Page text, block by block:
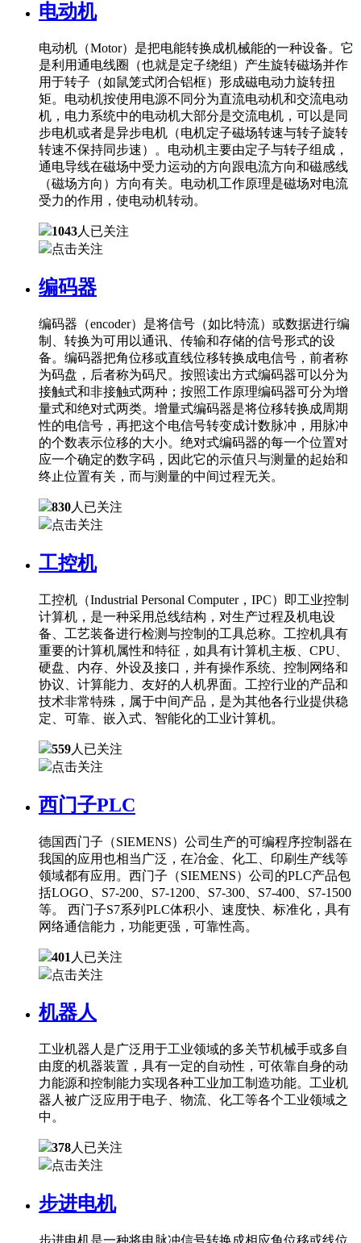
电动机
电动机（Motor）是把电能转换成机械能的一种设备。它
是利用通电线圈（也就是定子绕组）产生旋转磁场并作
用于转子（如鼠笼式闭合铝框）形成磁电动力旋转扭
矩。电动机按使用电源不同分为直流电动机和交流电动
机，电力系统中的电动机大部分是交流电机，可以是同
步电机或者是异步电机（电机定子磁场转速与转子旋转
转速不保持同步速）。电动机主要由定子与转子组成，
通电导线在磁场中受力运动的方向跟电流方向和磁感线
（磁场方向）方向有关。电动机工作原理是磁场对电流
受力的作用，使电动机转动。
1043人已关注
点击关注
编码器
编码器（encoder）是将信号（如比特流）或数据进行编
制、转换为可用以通讯、传输和存储的信号形式的设
备。编码器把角位移或直线位移转换成电信号，前者称
为码盘，后者称为码尺。按照读出方式编码器可以分为
接触式和非接触式两种；按照工作原理编码器可分为增
量式和绝对式两类。增量式编码器是将位移转换成周期
性的电信号，再把这个电信号转变成计数脉冲，用脉冲
的个数表示位移的大小。绝对式编码器的每一个位置对
应一个确定的数字码，因此它的示值只与测量的起始和
终止位置有关，而与测量的中间过程无关。
830人已关注
点击关注
工控机
工控机（Industrial Personal Computer，IPC）即工业控制
计算机，是一种采用总线结构，对生产过程及机电设
备、工艺装备进行检测与控制的工具总称。工控机具有
重要的计算机属性和特征，如具有计算机主板、CPU、
硬盘、内存、外设及接口，并有操作系统、控制网络和
协议、计算能力、友好的人机界面。工控行业的产品和
技术非常特殊，属于中间产品，是为其他各行业提供稳
定、可靠、嵌入式、智能化的工业计算机。
559人已关注
点击关注
西门子PLC
德国西门子（SIEMENS）公司生产的可编程序控制器在
我国的应用也相当广泛，在冶金、化工、印刷生产线等
领域都有应用。西门子（SIEMENS）公司的PLC产品包
括LOGO、S7-200、S7-1200、S7-300、S7-400、S7-1500
等。 西门子S7系列PLC体积小、速度快、标准化，具有
网络通信能力，功能更强，可靠性高。
401 人已关注
点击关注
机器人
工业机器人是广泛用于工业领域的多关节机械手或多自
由度的机器装置，具有一定的自动性，可依靠自身的动
力能源和控制能力实现各种工业加工制造功能。工业机
器人被广泛应用于电子、物流、化工等各个工业领域之
中。
378人已关注
点击关注
步进电机